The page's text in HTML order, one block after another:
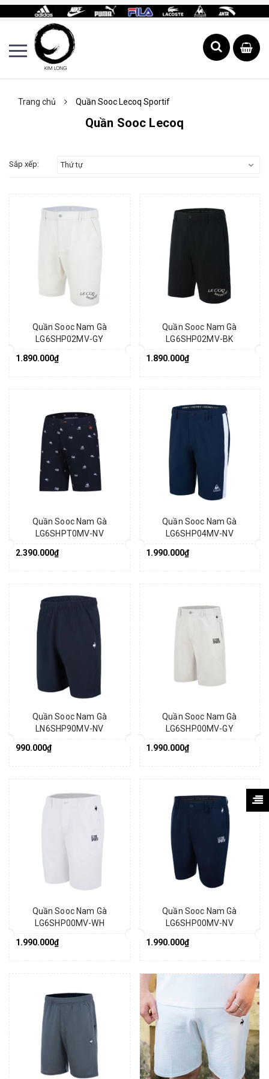
Trang chủ Quần Sooc Lecoq Sportif
Quần Sooc Lecoq
Sắp xếp: Thứ tự
Quần Sooc Nam Gà
LG6SHP02MV-GY
1.890.000₫
Quần Sooc Nam Gà
LG6SHP02MV-BK
1.890.000₫
Quần Sooc Nam Gà
LG6SHPT0MV-NV
2.390.000₫
Quần Sooc Nam Gà
LG6SHP04MV-NV
1.990.000₫
Quần Sooc Nam Gà
LN6SHP90MV-NV
990.000₫
Quần Sooc Nam Gà
LG6SHP00MV-GY
1.990.000₫
Quần Sooc Nam Gà
LG6SHP00MV-WH
1.990.000₫
Quần Sooc Nam Gà
LG6SHP00MV-NV
1.990.000₫